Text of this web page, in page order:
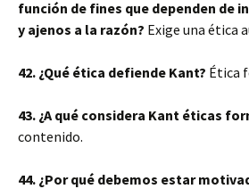
función de fines que dependen de
y ajenos a la razón? Exige una ética
42. ¿Qué ética defiende Kant? Ética
43. ¿A qué considera Kant éticas
contenido.
44. ¿Por qué debemos estar